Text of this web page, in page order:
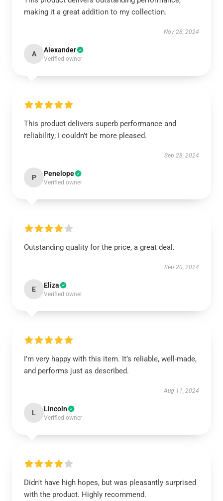
making it a great addition to my collection.
Nov 28, 2024
A Alexander
Verified owner
This product delivers superb performance and
reliability; I couldn’t be more pleased.
Sep 28, 2024
P Penelope
Verified owner
Outstanding quality for the price, a great deal.
Sep 20, 2024
E Eliza
Verified owner
I’m very happy with this item. It’s reliable, well-made,
and performs just as described.
Aug 11, 2024
L Lincoln
Verified owner
Didn't have high hopes, but was pleasantly surprised
with the product. Highly recommend.